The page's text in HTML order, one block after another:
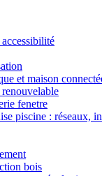
et maison
fenetre
piscine : réseaux,
bois